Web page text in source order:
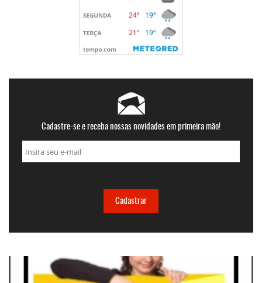
Cadastre-se e receba nossas novidades em primeira mão!